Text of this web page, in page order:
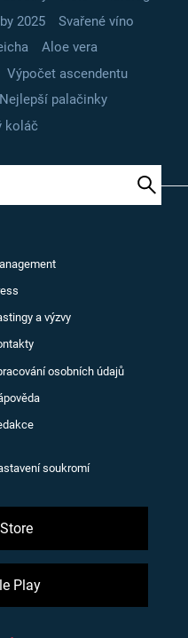
2025
Svařené víno
Aloe vera
Výpočet ascendentu
Nejlepší palačinky
koláč
a výzvy
osobních údajů
soukromí
Play